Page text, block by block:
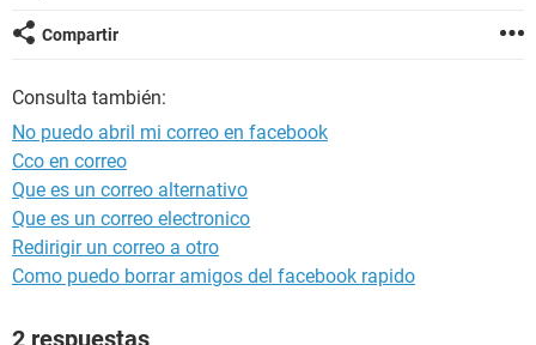
Compartir
Consulta también:
No puedo abril mi correo en facebook
Cco en correo
Que es un correo alternativo
Que es un correo electronico
Redirigir un correo a otro
Como puedo borrar amigos del facebook rapido
2 respuestas